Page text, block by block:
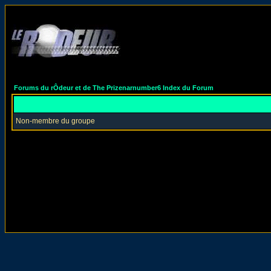
Forums du rÔdeur et de The Prizenarnumber6 Index du Forum
Non-membre du groupe